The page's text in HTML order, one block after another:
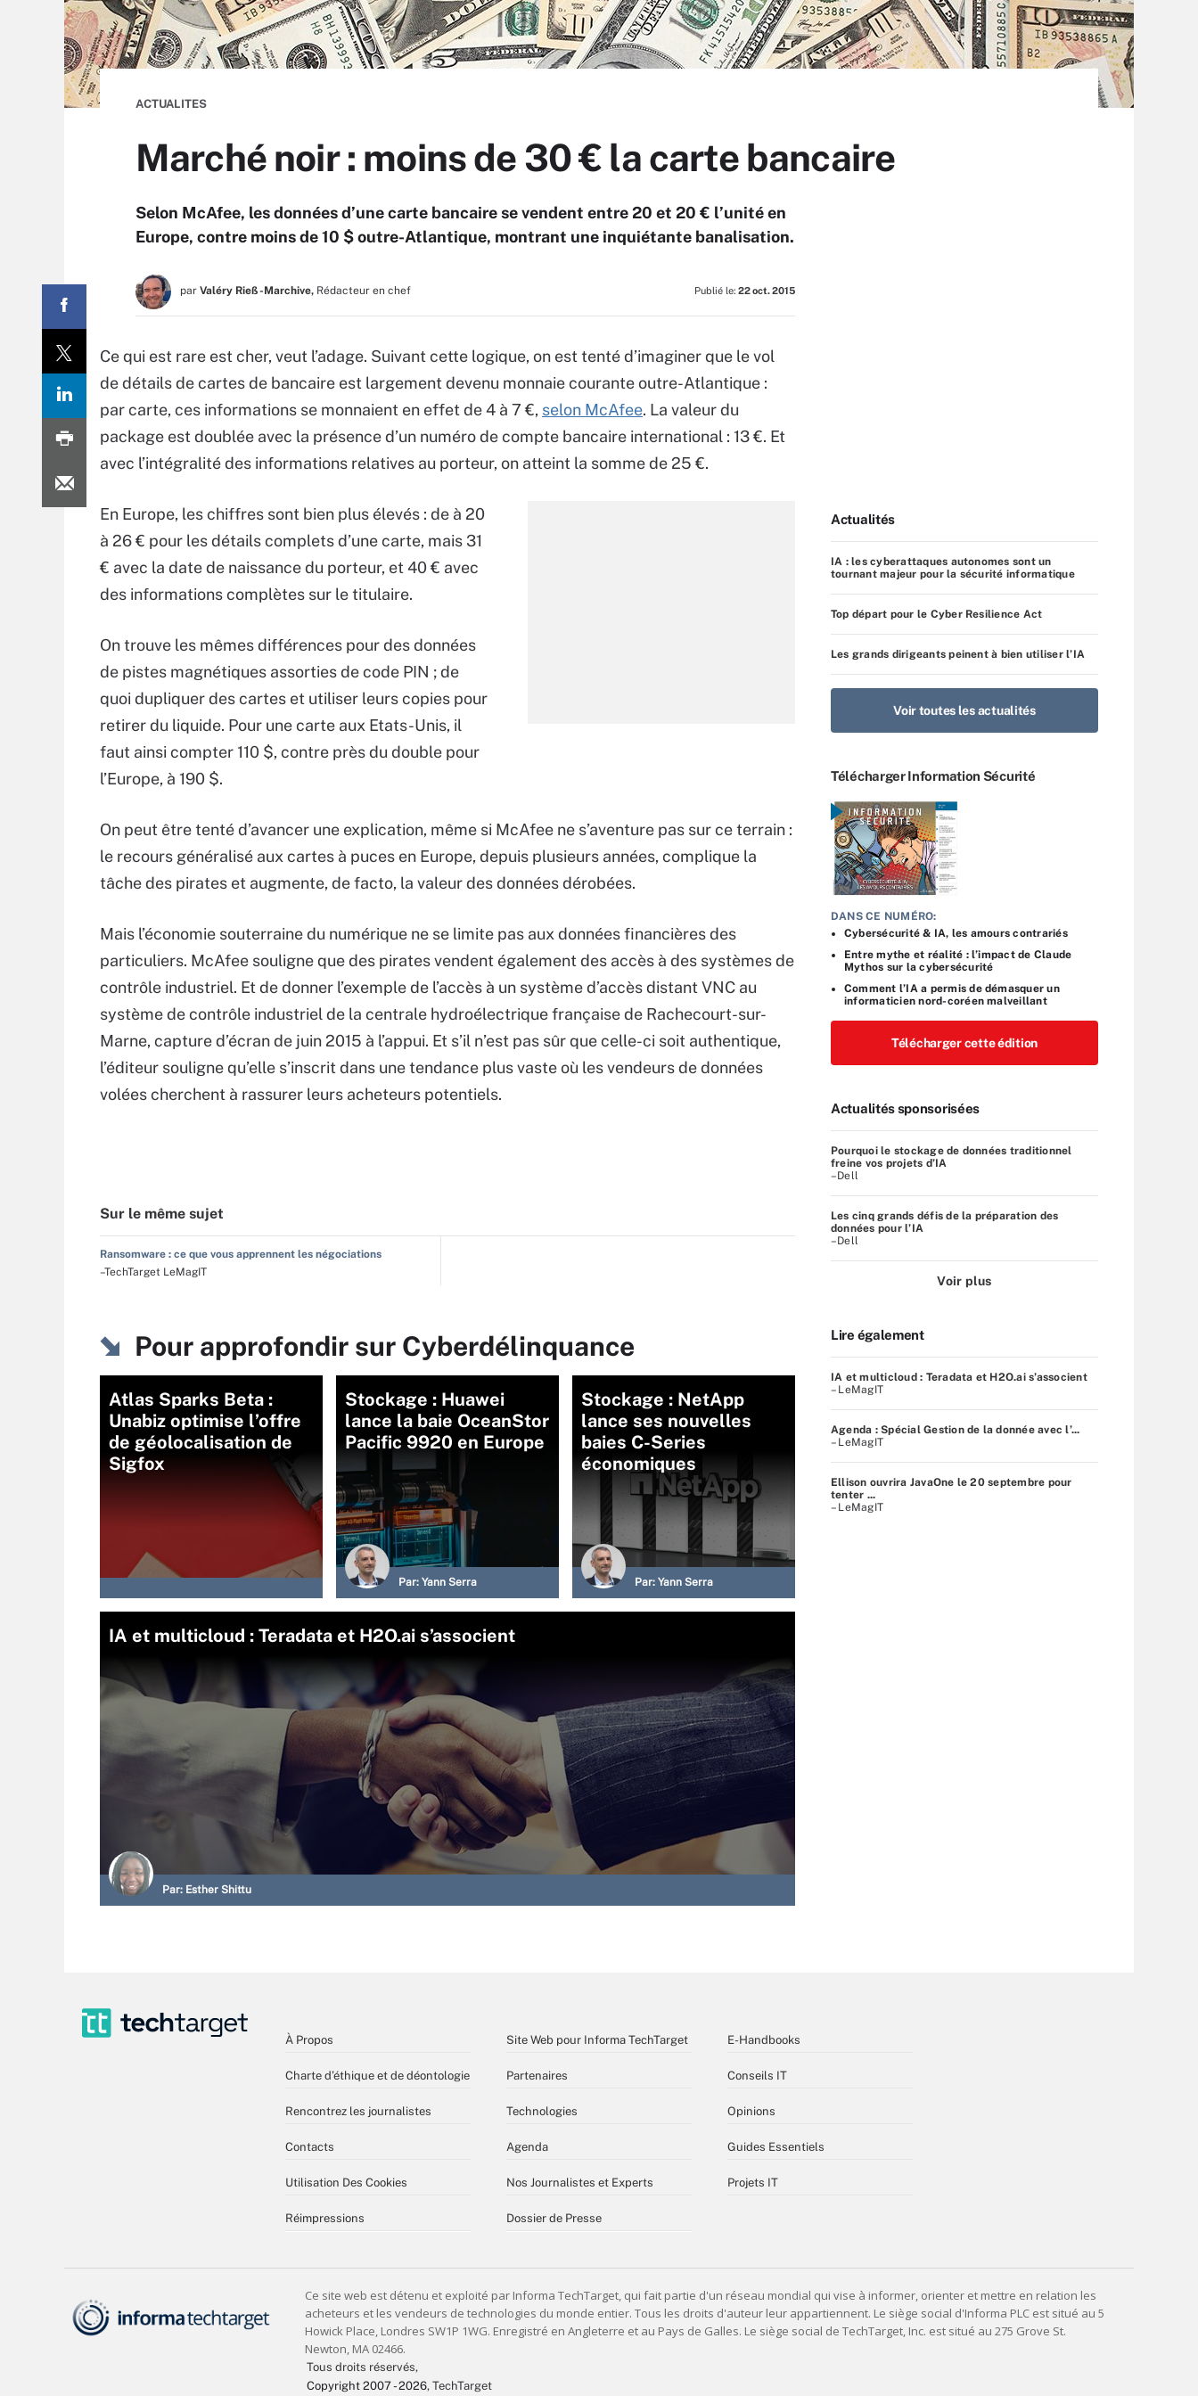
ACTUALITES
Marché noir : moins de 30 € la carte bancaire
Selon McAfee, les données d’une carte bancaire se vendent entre 20 et 20 € l’unité en
Europe, contre moins de 10 $ outre-Atlantique, montrant une inquiétante banalisation.
par Valéry Rieß-Marchive, Rédacteur en chef Publié le: 22 oct. 2015
Ce qui est rare est cher, veut l’adage. Suivant cette logique, on est tenté d’imaginer que le vol
de détails de cartes de bancaire est largement devenu monnaie courante outre-Atlantique :
par carte, ces informations se monnaient en effet de 4 à 7 €, selon McAfee. La valeur du
package est doublée avec la présence d’un numéro de compte bancaire international : 13 €. Et
avec l’intégralité des informations relatives au porteur, on atteint la somme de 25 €.
En Europe, les chiffres sont bien plus élevés : de à 20
à 26 € pour les détails complets d’une carte, mais 31
€ avec la date de naissance du porteur, et 40 € avec
des informations complètes sur le titulaire.
On trouve les mêmes différences pour des données
de pistes magnétiques assorties de code PIN ; de
quoi dupliquer des cartes et utiliser leurs copies pour
retirer du liquide. Pour une carte aux Etats-Unis, il
faut ainsi compter 110 $, contre près du double pour
l’Europe, à 190 $.
On peut être tenté d’avancer une explication, même si McAfee ne s’aventure pas sur ce terrain :
le recours généralisé aux cartes à puces en Europe, depuis plusieurs années, complique la
tâche des pirates et augmente, de facto, la valeur des données dérobées.
Mais l’économie souterraine du numérique ne se limite pas aux données financières des
particuliers. McAfee souligne que des pirates vendent également des accès à des systèmes de
contrôle industriel. Et de donner l’exemple de l’accès à un système d’accès distant VNC au
système de contrôle industriel de la centrale hydroélectrique française de Rachecourt-sur-
Marne, capture d’écran de juin 2015 à l’appui. Et s’il n’est pas sûr que celle-ci soit authentique,
l’éditeur souligne qu’elle s’inscrit dans une tendance plus vaste où les vendeurs de données
volées cherchent à rassurer leurs acheteurs potentiels.
Sur le même sujet
Ransomware : ce que vous apprennent les négociations
–TechTarget LeMagIT
Pour approfondir sur Cyberdélinquance
Atlas Sparks Beta :
Unabiz optimise l’offre
de géolocalisation de
Sigfox
Stockage : Huawei
lance la baie OceanStor
Pacific 9920 en Europe
Par: Yann Serra
Stockage : NetApp
lance ses nouvelles
baies C-Series
économiques
Par: Yann Serra
IA et multicloud : Teradata et H2O.ai s’associent
Par: Esther Shittu
Actualités
IA : les cyberattaques autonomes sont un
tournant majeur pour la sécurité informatique
Top départ pour le Cyber Resilience Act
Les grands dirigeants peinent à bien utiliser l’IA
Voir toutes les actualités
Télécharger Information Sécurité
DANS CE NUMÉRO:
Cybersécurité & IA, les amours contrariés
Entre mythe et réalité : l’impact de Claude
Mythos sur la cybersécurité
Comment l’IA a permis de démasquer un
informaticien nord-coréen malveillant
Télécharger cette édition
Actualités sponsorisées
Pourquoi le stockage de données traditionnel
freine vos projets d’IA
–Dell
Les cinq grands défis de la préparation des
données pour l’IA
–Dell
Voir plus
Lire également
IA et multicloud : Teradata et H2O.ai s’associent
– LeMagIT
Agenda : Spécial Gestion de la donnée avec l’...
– LeMagIT
Ellison ouvrira JavaOne le 20 septembre pour
tenter ...
– LeMagIT
À Propos
Charte d’éthique et de déontologie
Rencontrez les journalistes
Contacts
Utilisation Des Cookies
Réimpressions
Site Web pour Informa TechTarget
Partenaires
Technologies
Agenda
Nos Journalistes et Experts
Dossier de Presse
E-Handbooks
Conseils IT
Opinions
Guides Essentiels
Projets IT
Tous droits réservés,
Copyright 2007 - 2026, TechTarget